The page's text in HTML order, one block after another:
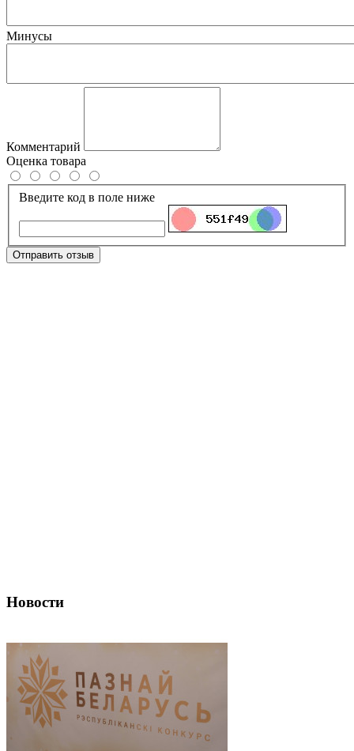
Минусы
Комментарий
Оценка товара
Введите код в поле ниже
Отправить отзыв
Новости